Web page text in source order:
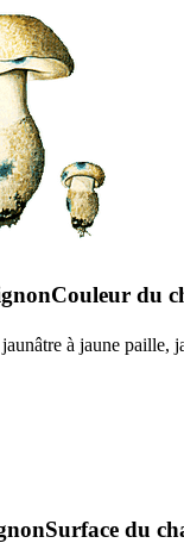
Couleur du
à jaune paille,
Surface du